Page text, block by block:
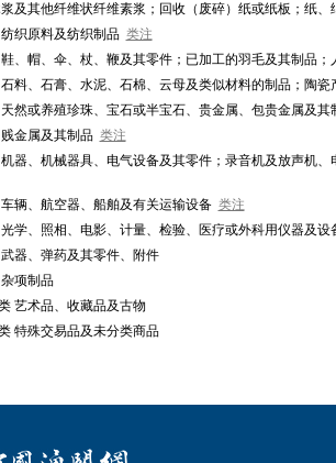
及其他纤维状纤维素浆；回收（废碎）纸或纸板；纸、
织原料及纺织制品 类注
、帽、伞、杖、鞭及其零件；已加工的羽毛及其制品；
料、石膏、水泥、石棉、云母及类似材料的制品；陶瓷
然或养殖珍珠、宝石或半宝石、贵金属、包贵金属及其
金属及其制品 类注
器、机械器具、电气设备及其零件；录音机及放声机
辆、航空器、船舶及有关运输设备 类注
学、照相、电影、计量、检验、医疗或外科用仪器及
器、弹药及其零件、附件
项制品
艺术品、收藏品及古物
特殊交易品及未分类商品